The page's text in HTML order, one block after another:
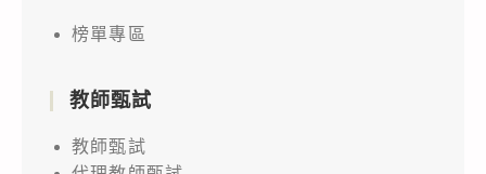
榜單專區
教師甄試
教師甄試